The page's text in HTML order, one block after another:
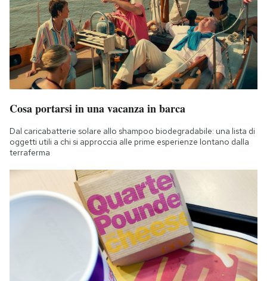
Cosa portarsi in una vacanza in barca
Dal caricabatterie solare allo shampoo biodegradabile: una lista di
oggetti utili a chi si approccia alle prime esperienze lontano dalla
terraferma